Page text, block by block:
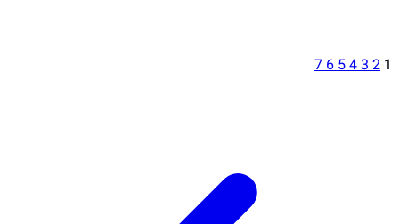
1
2
3
4
5
6
7